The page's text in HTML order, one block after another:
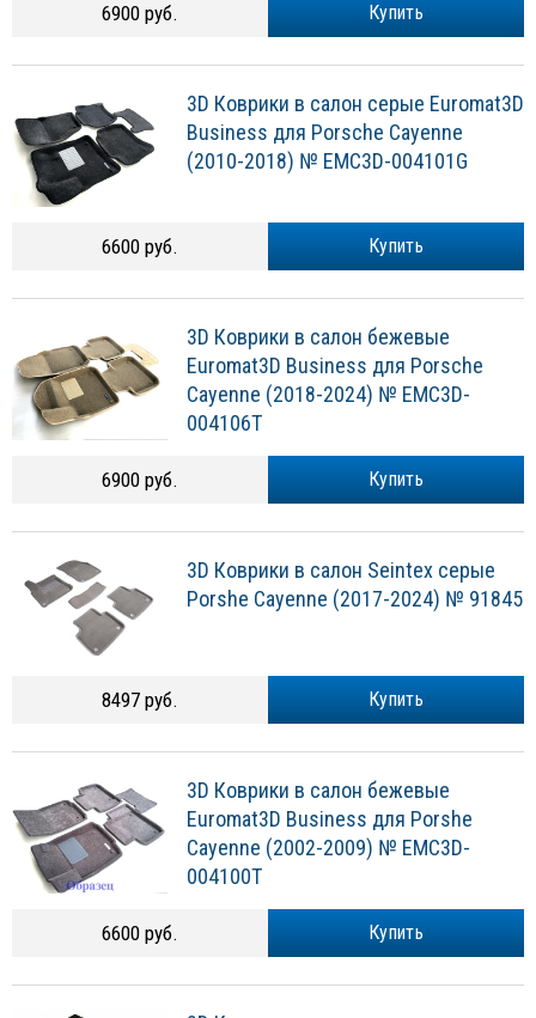
Купить
6900 руб.
3D Коврики в салон серые Euromat3D
Business для Porsche Cayenne
(2010-2018) № EMC3D-004101G
Купить
6600 руб.
3D Коврики в салон бежевые
Euromat3D Business для Porsche
Cayenne (2018-2024) № EMC3D-
004106T
Купить
6900 руб.
3D Коврики в салон Seintex серые
Porshe Cayenne (2017-2024) № 91845
Купить
8497 руб.
3D Коврики в салон бежевые
Euromat3D Business для Porshe
Cayenne (2002-2009) № EMC3D-
004100T
Купить
6600 руб.